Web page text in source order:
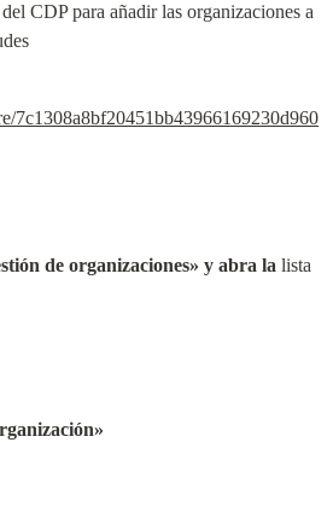
CDP para añadir las organizaciones a
7c1308a8bf20451bb43966169230d960
de organizaciones» y abra la lista